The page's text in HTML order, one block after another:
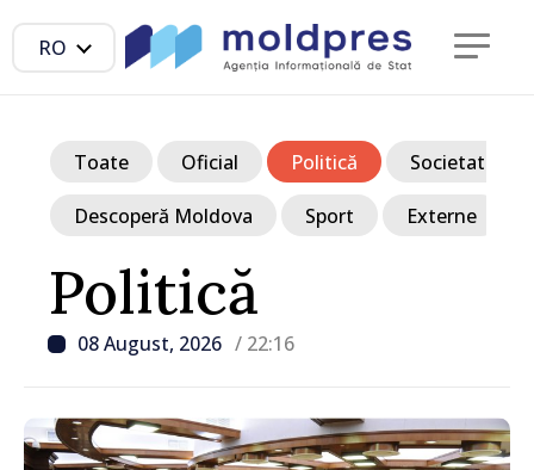
RO
Politică
08 August, 2026 / 22:16
Toate Oficial Politică Societate
Descoperă Moldova Sport Externe